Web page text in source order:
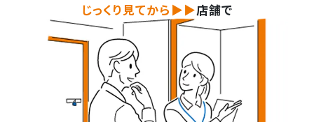
じっくり見てから▶▶店舗で